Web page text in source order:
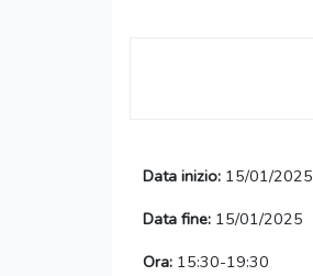
Data inizio: 15/01/2025
Data fine: 15/01/2025
Ora: 15:30-19:30